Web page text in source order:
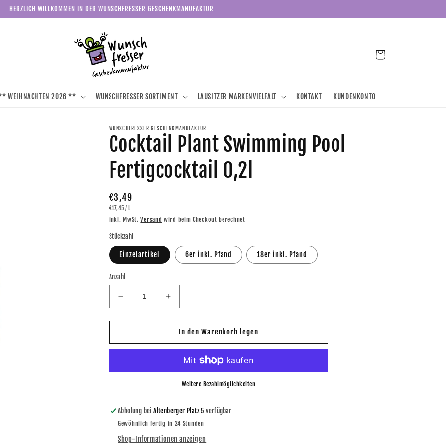
HERZLICH WILLKOMMEN IN DER WUNSCHFRESSER GESCHENKMANUFAKTUR
WEIHNACHTEN 2026 ** WUNSCHFRESSER SORTIMENT LAUSITZER MARKENVIELFALT KONTAKT KUNDENKONTO
Warenkorb
WUNSCHFRESSER GESCHENKMANUFAKTUR
Cocktail Plant Swimming Pool
Fertigcocktail 0,2l
Normaler
Preis
€3,49
GRUNDPREIS
€17,45 / PRO
L
inkl. MwSt.Versand wird beim Checkout berechnet
Stückzahl
Einzelartikel 6er inkl. Pfand 18er inkl. Pfand
Anzahl
Verringere
die
Menge
Cocktail
Pool
Erhöhe
die
Menge
Cocktail
Swimming
Pool
Fertigcocktail
In den Warenkorb legen
Weitere Bezahlmöglichkeiten
Abholung beiAltenberger Platz 5 verfügbar
Gewöhnlich fertig in 24 Stunden
Shop-Informationen anzeigen